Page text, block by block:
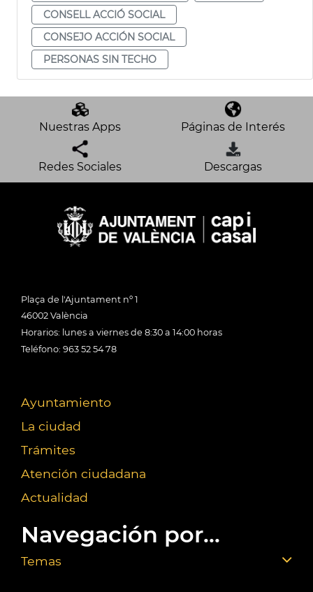
CONSELL ACCIÓ SOCIAL
CONSEJO ACCIÓN SOCIAL
PERSONAS SIN TECHO
Nuestras Apps Páginas de Interés
Redes Sociales Descargas
Plaça de l'Ajuntament nº 1
46002 València
Horarios: lunes a viernes de 8:30 a 14:00 horas
Teléfono: 963 52 54 78
Ayuntamiento
La ciudad
Trámites
Atención ciudadana
Actualidad
Navegación por...
Temas